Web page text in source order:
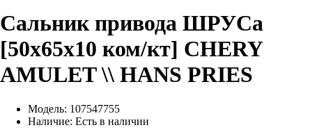
Сальник привода ШРУСа
[50x65x10 ком/кт] CHERY
AMULET \\ HANS PRIES
Модель: 107547755
Наличие: Есть в наличии